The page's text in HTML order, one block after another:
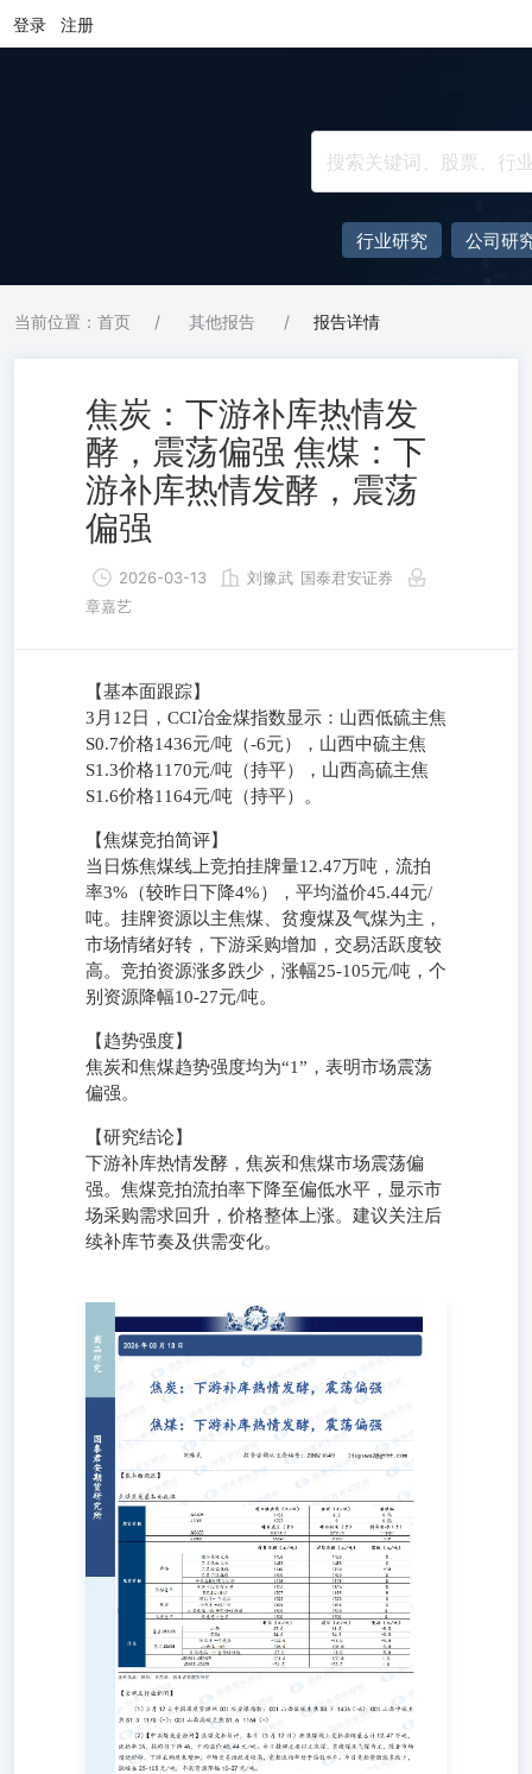
登录 注册
行业研究 公司研
当前位置：首页 / 其他报告 / 报告详情
焦炭：下游补库热情发
酵，震荡偏强 焦煤：下
游补库热情发酵，震荡
偏强
2026-03-13 刘豫武 国泰君安证券
章嘉艺
【基本面跟踪】
3月12日，CCI冶金煤指数显示：山西低硫主焦
S0.7价格1436元/吨（-6元），山西中硫主焦
S1.3价格1170元/吨（持平），山西高硫主焦
S1.6价格1164元/吨（持平）。
【焦煤竞拍简评】
当日炼焦煤线上竞拍挂牌量12.47万吨，流拍
率3%（较昨日下降4%），平均溢价45.44元/
吨。挂牌资源以主焦煤、贫瘦煤及气煤为主，
市场情绪好转，下游采购增加，交易活跃度较
高。竞拍资源涨多跌少，涨幅25-105元/吨，个
别资源降幅10-27元/吨。
【趋势强度】
焦炭和焦煤趋势强度均为“1”，表明市场震荡
偏强。
【研究结论】
下游补库热情发酵，焦炭和焦煤市场震荡偏
强。焦煤竞拍流拍率下降至偏低水平，显示市
场采购需求回升，价格整体上涨。建议关注后
续补库节奏及供需变化。
焦炭：下游补库热情发酵，震荡偏强 焦煤：下游补库热情
发酵，震荡偏强 刘豫武 投资咨询从业资格号：
Z0023649liuyuwu2@gtht.com 【基本面跟踪】 【宏观及行业
新闻】 （1）3月12日中国煤炭资源网CCI冶金煤指数：CCI
山西低硫主焦S0.7 1436（-6）；CCI山西中硫主焦S1.3
1170（-）；CCI山西高硫主焦S1.6 1164（-） （2）【中国
煤炭资源网】焦煤竞拍简评，本日（3月12日）炼焦煤线上
竞拍挂牌量总计12.47万吨，流拍率3%，较昨日下降4%，平
均溢价45.44元/吨。今日挂牌主要以主焦煤、贫瘦煤及气煤
为主，随着市场情绪好转，下游采购现象增加，市场交易活
跃度较高，竞拍流拍率处于偏低水平。今日竞拍资源涨多跌
少，涨幅在25-105元/吨，个别资源降幅10-27元/吨。 【趋
势强度】 焦炭趋势强度：1；焦煤趋势强度：1 国泰君安期
货有限公司（以下简称“本公司”）具有中国证监会核准的期
货投资咨询业务资格（证监许可[2011]1449号）。 本报告的
观点和信息仅供本公司的专业投资者参考，无意针对或打算
违反任何地区、国家、城市或其它法律管辖区域内的法律法
规。本报告难以设置访问权限，若给您造成不便，敬请谅
解。若您并非国泰君安期货客户中的专业投资者，请勿阅